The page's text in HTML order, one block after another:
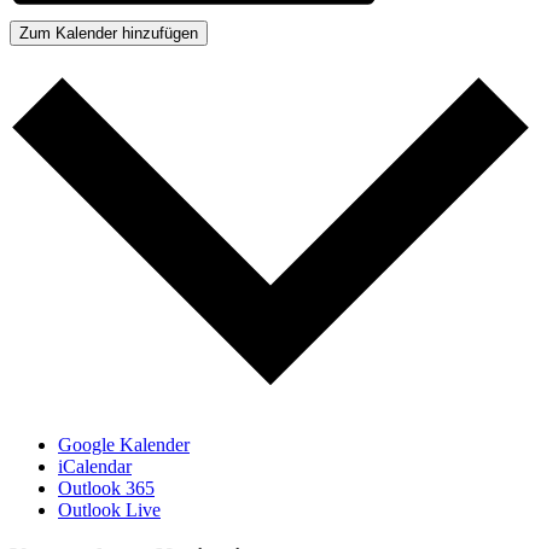
Zum Kalender hinzufügen
Google Kalender
iCalendar
Outlook 365
Outlook Live